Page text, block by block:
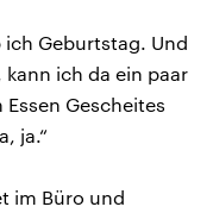
ich Geburtstag. Und
ich da ein paar
Gescheites
ja.“
im Büro und